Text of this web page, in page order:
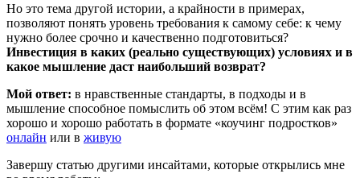
Но это тема другой истории, а крайности в примерах,
позволяют понять уровень требования к самому себе: к чему
нужно более срочно и качественно подготовиться?
Инвестиция в каких (реально существующих) условиях и в
какое мышление даст наибольший возврат?
Мой ответ: в нравственные стандарты, в подходы и в
мышление способное помыслить об этом всём! С этим как раз
хорошо и хорошо работать в формате «коучинг подростков»
онлайн или в живую
Завершу статью другими инсайтами, которые открылись мне